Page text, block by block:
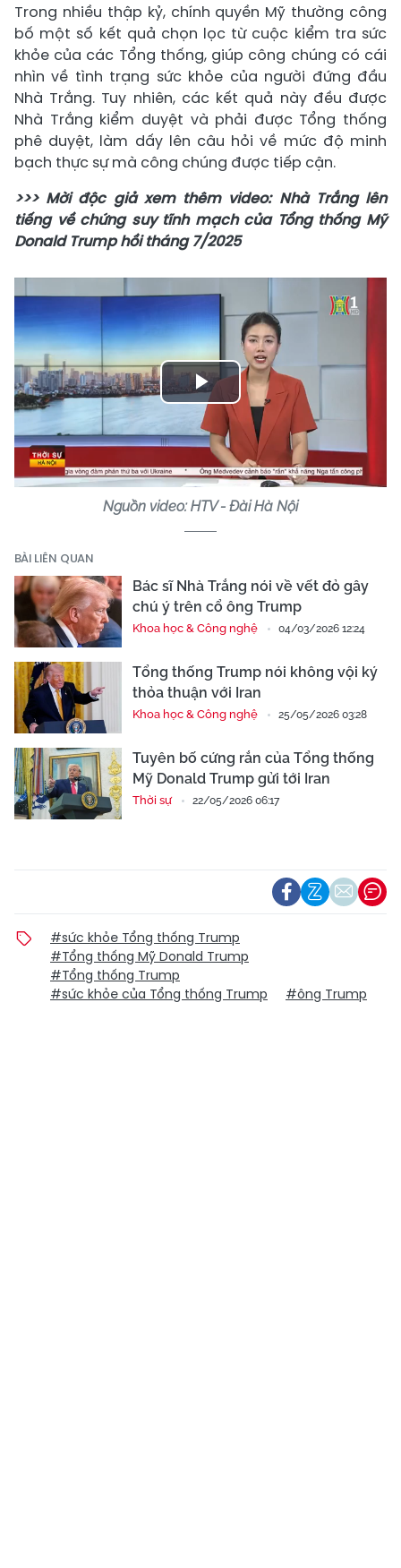
Trong nhiều thập kỷ, chính quyền Mỹ thường công
bố một số kết quả chọn lọc từ cuộc kiểm tra sức
khỏe của các Tổng thống, giúp công chúng có cái
nhìn về tình trạng sức khỏe của người đứng đầu
Nhà Trắng. Tuy nhiên, các kết quả này đều được
Nhà Trắng kiểm duyệt và phải được Tổng thống
phê duyệt, làm dấy lên câu hỏi về mức độ minh
bạch thực sự mà công chúng được tiếp cận.
>>> Mời độc giả xem thêm video: Nhà Trắng lên
tiếng về chứng suy tĩnh mạch của Tổng thống Mỹ
Donald Trump hồi tháng 7/2025
Play
Video
Nguồn video: HTV - Đài Hà Nội
BÀI LIÊN QUAN
Bác sĩ Nhà Trắng nói về vết đỏ gây
chú ý trên cổ ông Trump
Khoa học & Công nghệ 04/03/2026 12:24
Tổng thống Trump nói không vội ký
thỏa thuận với Iran
Khoa học & Công nghệ 25/05/2026 03:28
Tuyên bố cứng rắn của Tổng thống
Mỹ Donald Trump gửi tới Iran
Thời sự 22/05/2026 06:17
#sức khỏe Tổng thống Trump
#Tổng thống Mỹ Donald Trump
#Tổng thống Trump
#sức khỏe của Tổng thống Trump
#ông Trump